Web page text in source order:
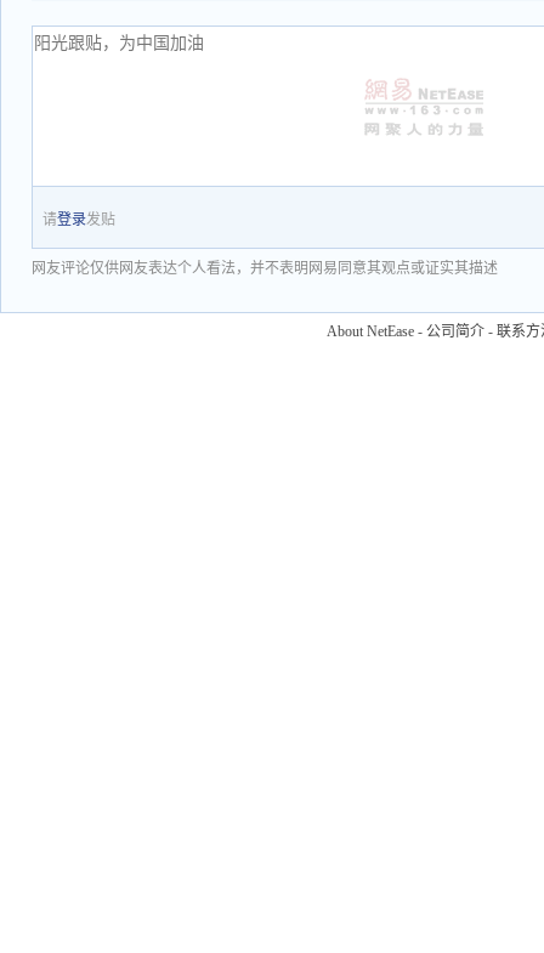
请登录发贴
网友评论仅供网友表达个人看法，并不表明网易同意其观点或证实其描述
About NetEase - 公司简介 - 联系方